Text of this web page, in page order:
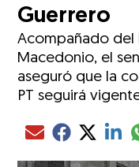
Guerrero
Acompañado del
Macedonio, el
aseguró que la
PT seguirá
Compartir el artículo
Compartir el
Compartir